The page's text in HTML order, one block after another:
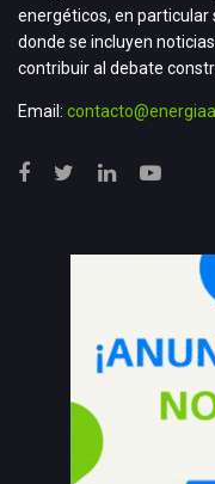
energéticos, en
donde se incluyen
contribuir al debate
Email: